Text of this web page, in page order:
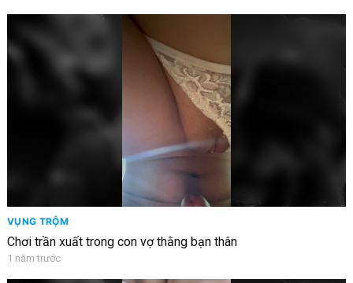
VỤNG TRỘM
Chơi trần xuất trong con vợ thằng bạn thân
1 năm trước